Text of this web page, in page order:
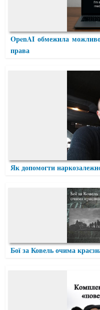
OpenAI обмежила
права
Як допомогти
Бої за Ковель очима